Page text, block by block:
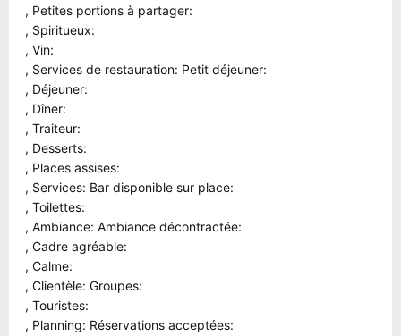
, Petites portions à partager:
, Spiritueux:
, Vin:
, Services de restauration: Petit déjeuner:
, Déjeuner:
, Dîner:
, Traiteur:
, Desserts:
, Places assises:
, Services: Bar disponible sur place:
, Toilettes:
, Ambiance: Ambiance décontractée:
, Cadre agréable:
, Calme:
, Clientèle: Groupes:
, Touristes:
, Planning: Réservations acceptées: